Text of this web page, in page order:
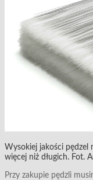
Wysokiej jakości pędzel
więcej niż długich. Fot.
Przy zakupie pędzli